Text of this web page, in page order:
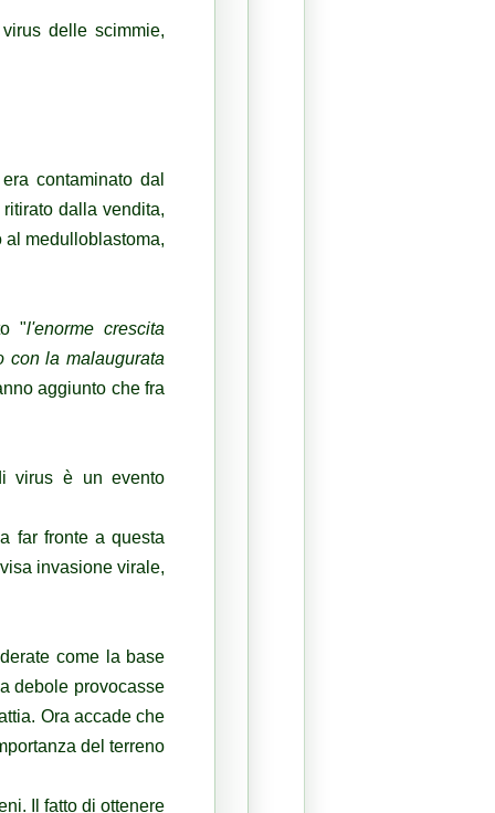
delle scimmie,
contaminato dal
dalla vendita,
medulloblastoma,
"l'enorme crescita
con la malaugurata
aggiunto che fra
virus è un evento
far fronte a questa
invasione virale,
come la base
debole provocasse
Ora accade che
del terreno
Il fatto di ottenere